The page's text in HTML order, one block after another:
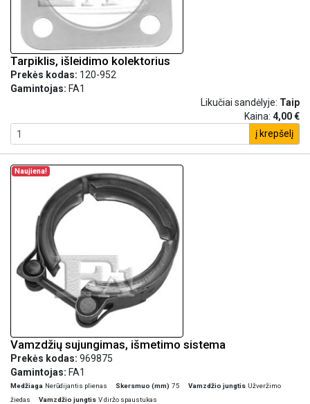
Tarpiklis, išleidimo kolektorius
Prekės kodas: 120-952
Gamintojas: FA1
Likučiai sandėlyje: Taip
Kaina: 4,00 €
į krepšelį
Naujiena!
Vamzdžių sujungimas, išmetimo sistema
Prekės kodas: 969875
Gamintojas: FA1
Medžiaga Nerūdijantis plienas Skersmuo (mm) 75 Vamzdžio jungtis Užveržimo
žiedas
Vamzdžio jungtis V diržo spaustukas